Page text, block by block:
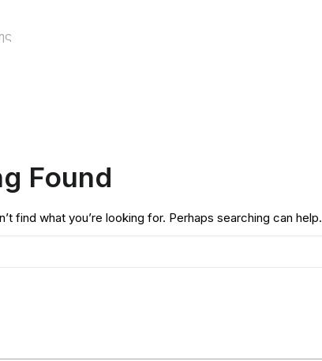
Found
find what you’re looking for. Perhaps searching can help.